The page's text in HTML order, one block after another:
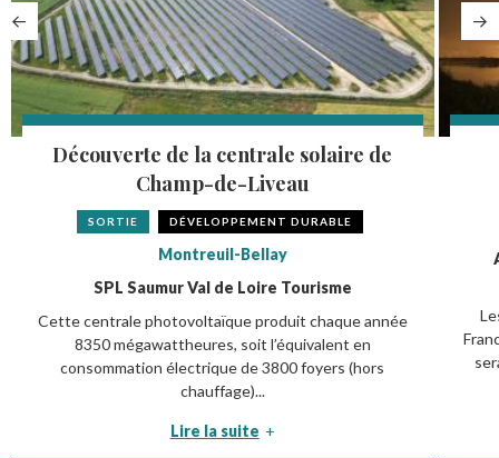
Découverte de la centrale solaire de
Champ-de-Liveau
SORTIE DÉVELOPPEMENT DURABLE
Montreuil-Bellay
SPL Saumur Val de Loire Tourisme
Cette centrale photovoltaïque produit chaque année
8350 mégawattheures, soit l’équivalent en
consommation électrique de 3800 foyers (hors
chauffage)...
Lire la suite